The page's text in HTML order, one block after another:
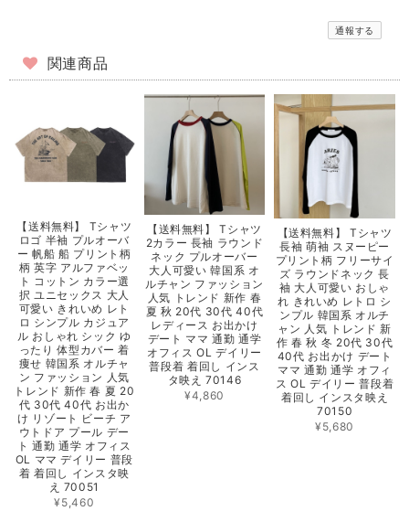
通報する
関連商品
【送料無料】 Tシャツ
ロゴ 半袖 プルオーバ
ー 帆船 船 プリント柄
柄 英字 アルファベッ
ト コットン カラー選
択 ユニセックス 大人
可愛い きれいめ レト
ロ シンプル カジュア
ル おしゃれ シック ゆ
ったり 体型カバー 着
痩せ 韓国系 オルチャ
ン ファッション 人気
トレンド 新作 春 夏 20
代 30代 40代 お出か
け リゾート ビーチ ア
ウトドア プール デー
ト 通勤 通学 オフィス
OL ママ デイリー 普段
着 着回し インスタ映
え 70051
¥5,460
【送料無料】 Tシャツ
2カラー 長袖 ラウンド
ネック プルオーバー
大人可愛い 韓国系 オ
ルチャン ファッション
人気 トレンド 新作 春
夏 秋 20代 30代 40代
レディース お出かけ
デート ママ 通勤 通学
オフィス OL デイリー
普段着 着回し インス
タ映え 70146
¥4,860
【送料無料】 Tシャツ
長袖 萌袖 スヌーピー
プリント柄 フリーサイ
ズ ラウンドネック 長
袖 大人可愛い おしゃ
れ きれいめ レトロ シ
ンプル 韓国系 オルチ
ャン 人気 トレンド 新
作 春 秋 冬 20代 30代
40代 お出かけ デート
ママ 通勤 通学 オフィ
ス OL デイリー 普段着
着回し インスタ映え
70150
¥5,680